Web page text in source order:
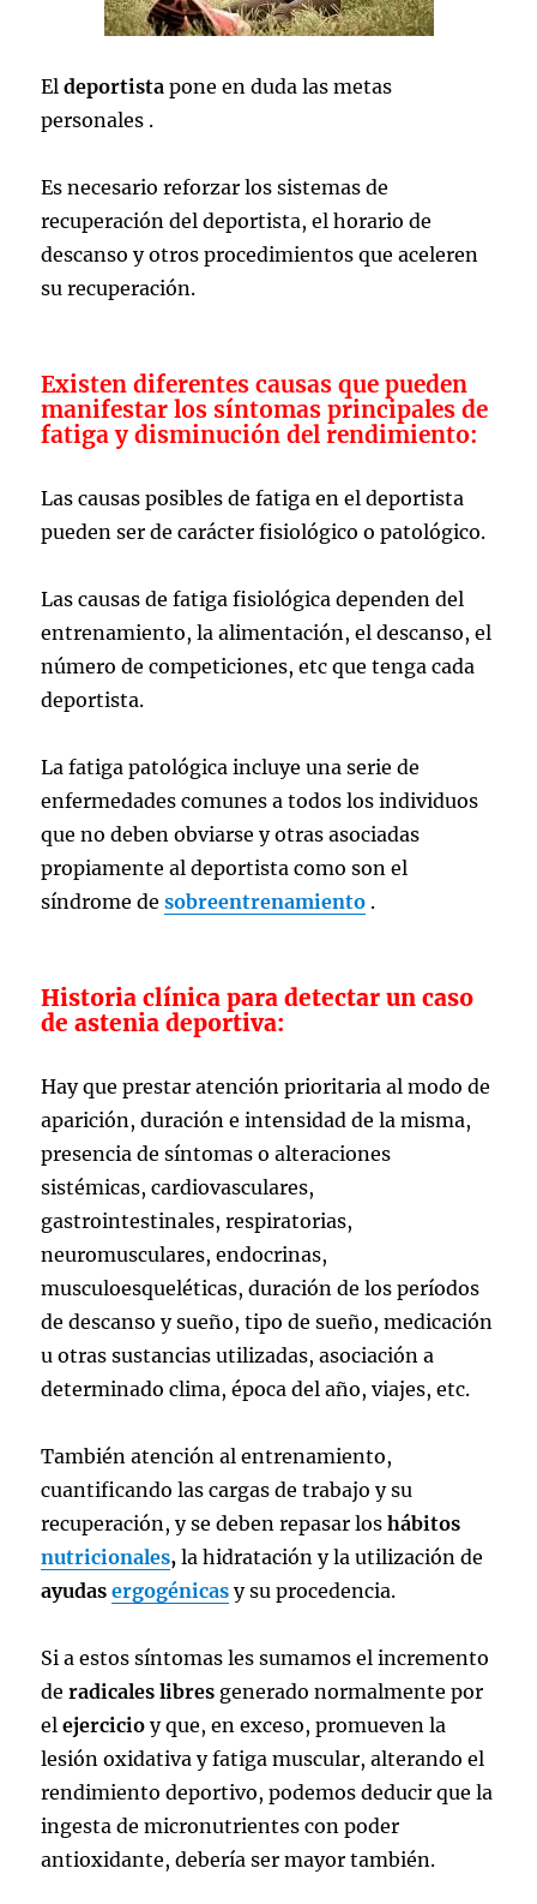
El deportista pone en duda las metas
personales .
Es necesario reforzar los sistemas de
recuperación del deportista, el horario de
descanso y otros procedimientos que aceleren
su recuperación.
Existen diferentes causas que pueden
manifestar los síntomas principales de
fatiga y disminución del rendimiento:
Las causas posibles de fatiga en el deportista
pueden ser de carácter fisiológico o patológico.
Las causas de fatiga fisiológica dependen del
entrenamiento, la alimentación, el descanso, el
número de competiciones, etc que tenga cada
deportista.
La fatiga patológica incluye una serie de
enfermedades comunes a todos los individuos
que no deben obviarse y otras asociadas
propiamente al deportista como son el
síndrome desobreentrenamiento .
Historia clínica para detectar un caso
de astenia deportiva:
Hay que prestar atención prioritaria al modo de
aparición, duración e intensidad de la misma,
presencia de síntomas o alteraciones
sistémicas, cardiovasculares,
gastrointestinales, respiratorias,
neuromusculares, endocrinas,
musculoesqueléticas, duración de los períodos
de descanso y sueño, tipo de sueño, medicación
u otras sustancias utilizadas, asociación a
determinado clima, época del año, viajes, etc.
También atención al entrenamiento,
cuantificando las cargas de trabajo y su
recuperación, y se deben repasar loshábitos
nutricionales, la hidratación y la utilización de
ayudasergogénicas y su procedencia.
Si a estos síntomas les sumamos el incremento
deradicales libres generado normalmente por
elejercicio y que, en exceso, promueven la
lesión oxidativa y fatiga muscular, alterando el
rendimiento deportivo, podemos deducir que la
ingesta de micronutrientes con poder
antioxidante, debería ser mayor también.